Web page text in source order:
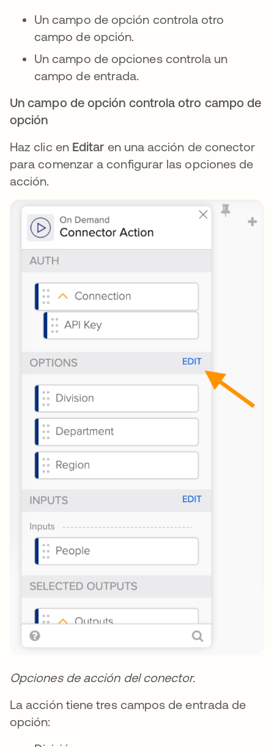
Un campo de opción controla otro
campo de opción.
Un campo de opciones controla un
campo de entrada.
Un campo de opción controla otro campo de
opción
Haz clic en Editar en una acción de conector
para comenzar a configurar las opciones de
acción.
Opciones de acción del conector.
La acción tiene tres campos de entrada de
opción: